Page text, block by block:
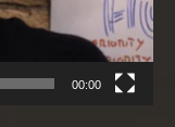
00:00